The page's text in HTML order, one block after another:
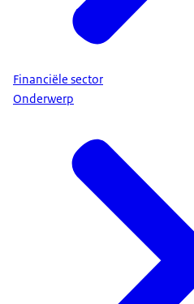
Financiële sector
Onderwerp